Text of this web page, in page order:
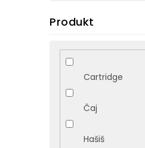
Produkt
Cartridge
Čaj
Hašiš